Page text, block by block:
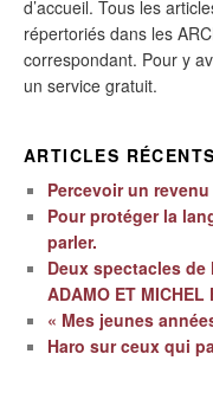
d’accueil. Tous les
répertoriés dans les
correspondant. Pour y
un service gratuit.
ARTICLES RÉCENTS
Percevoir un
Pour protéger la
parler.
Deux spectacles
ADAMO ET MICHEL
« Mes jeunes
Haro sur ceux qui